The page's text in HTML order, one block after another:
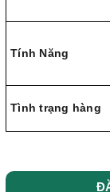
Tính Năng
Tình trạng hàng